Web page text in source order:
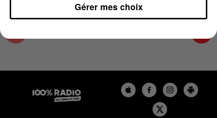
Gérer mes choix